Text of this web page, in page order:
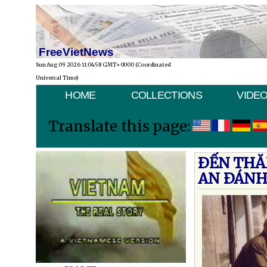
FreeVietNews
Sun Aug 09 2026 11:04:58 GMT+0000 (Coordinated
Universal Time)
HOME COLLECTIONS
Translate this page:
ÐẾN
AN